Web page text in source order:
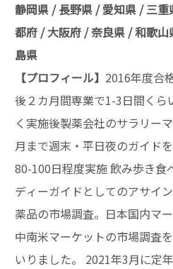
静岡県 / 長野県 / 愛知県 / 三
都府 / 大阪府 / 奈良県 / 和歌
島県
【プロフィール】 2016年度合
後２カ月間専業で1-3日間くら
く実施後製薬会社のサラリー
月まで週末・平日夜のガイド
80-100日程度実施 飲み歩き食
ディーガイドとしてのアサイ
薬品の市場調査。日本国内マ
中南米マーケットの市場調査
いりました。 2021年3月に定